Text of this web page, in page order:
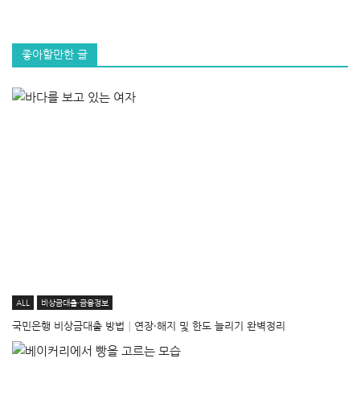
좋아할만한 글
ALL 비상금대출·금융정보
국민은행 비상금대출 방법│연장·해지 및 한도 늘리기 완벽정리